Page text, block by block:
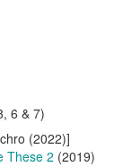
6 & 7)
(2022)]
These 2 (2019)